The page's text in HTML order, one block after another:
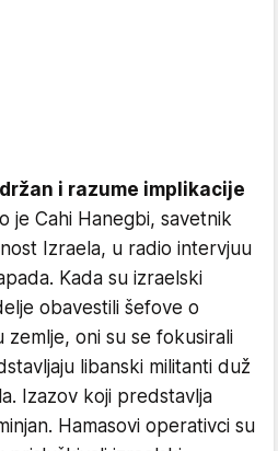
i razume implikacije
je Cahi Hanegbi, savetnik
Izraela, u radio intervjuu
Kada su izraelski
obavestili šefove o
oni su se fokusirali
libanski militanti duž
Izazov koji predstavlja
Hamasovi operativci su